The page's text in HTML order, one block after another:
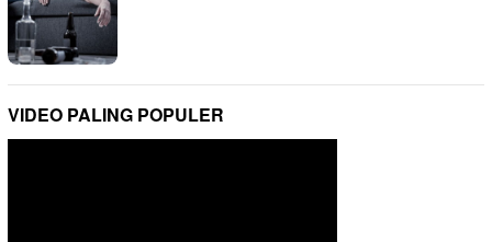
VIDEO PALING POPULER